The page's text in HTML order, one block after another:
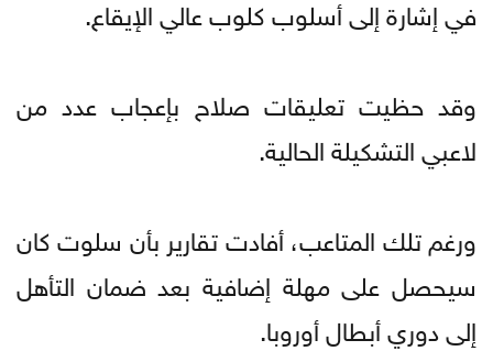
في إشارة إلى أسلوب كلوب عالي الإيقاع.
وقد حظيت تعليقات صلاح بإعجاب عدد من
لاعبي التشكيلة الحالية.
ورغم تلك المتاعب، أفادت تقارير بأن سلوت كان
سيحصل على مهلة إضافية بعد ضمان التأهل
إلى دوري أبطال أوروبا.